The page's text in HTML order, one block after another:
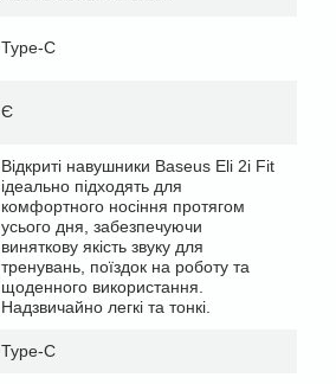
Type-C
Є
Відкриті навушники Baseus Eli 2i Fit
ідеально підходять для
комфортного носіння протягом
усього дня, забезпечуючи
виняткову якість звуку для
тренувань, поїздок на роботу та
щоденного використання.
Надзвичайно легкі та тонкі.
Type-C